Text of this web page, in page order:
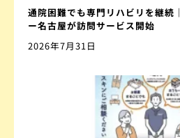
通院困難でも専門リハビリを継続
ー名古屋が訪問サービス開始
2026年7月31日